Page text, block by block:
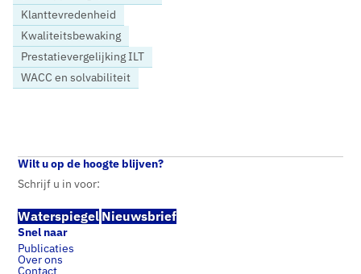
Home Nieuws
Klanttevredenheid
Kwaliteitsbewaking
Prestatievergelijking ILT
WACC en solvabiliteit
Wilt u op de hoogte blijven?
Schrijf u in voor:
Waterspiegel Nieuwsbrief
Snel naar
Publicaties
Over ons
Contact